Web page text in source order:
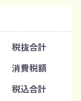
税抜合計
消費税額
税込合計